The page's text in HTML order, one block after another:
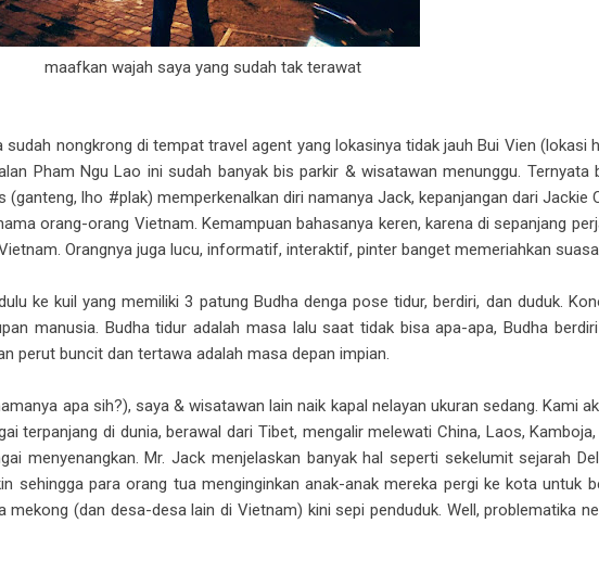
maafkan wajah saya yang sudah tak terawat
nongkrong di tempat travel agent yang lokasinya tidak jauh Bui Vien (lokasi
Pham Ngu Lao ini sudah banyak bis parkir & wisatawan menunggu.
lho #plak) memperkenalkan diri namanya Jack, kepanjangan dari Jackie
orang-orang Vietnam. Kemampuan bahasanya keren, karena di sepanjang
Orangnya juga lucu, informatif, interaktif, pinter banget memeriahkan
ke kuil yang memiliki 3 patung Budha denga pose tidur, berdiri, dan duduk.
manusia. Budha tidur adalah masa lalu saat tidak bisa apa-apa, Budha
perut buncit dan tertawa adalah masa depan impian.
apa sih?), saya & wisatawan lain naik kapal nelayan ukuran sedang. Kami
terpanjang di dunia, berawal dari Tibet, mengalir melewati China, Laos, Kamboja,
menyenangkan. Mr. Jack menjelaskan banyak hal seperti sekelumit sejarah
sehingga para orang tua menginginkan anak-anak mereka pergi ke kota untuk
(dan desa-desa lain di Vietnam) kini sepi penduduk. Well, problematika